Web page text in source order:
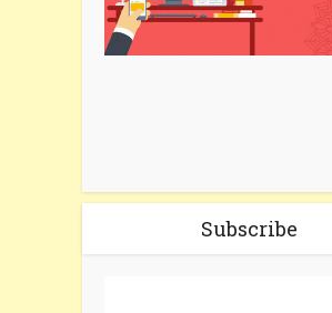
Subscribe